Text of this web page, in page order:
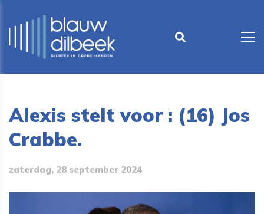
Alexis stelt voor : (16) Jos
Crabbe.
zaterdag, 28 september 2024